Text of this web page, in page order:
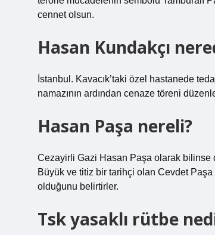
cennet olsun.
Hasan Kundakçı
İstanbul. Kavacık’taki özel hastanede
namazının ardından cenaze töreni
Hasan Paşa nereli?
Cezayirli Gazi Hasan Paşa olarak bilinse
Büyük ve titiz bir tarihçi olan Cevdet Paşa
olduğunu belirtirler.
Tsk yasaklı rütbe